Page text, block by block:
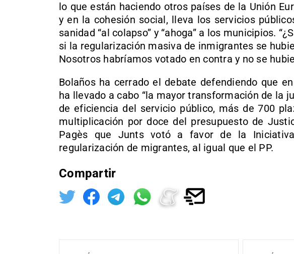
lo que están haciendo otros países de la Unión
y en la cohesión social, lleva los servicios
sanidad “al colapso” y “ahoga” a los municipios.
si la regularización masiva de inmigrantes se
Nosotros habríamos votado en contra y no se
Bolaños ha cerrado el debate defendiendo que
ha llevado a cabo “la mayor transformación de la
de eficiencia del servicio público, más de 700
multiplicación por doce del presupuesto de
Pagès que Junts votó a favor de la
regularización de migrantes, al igual que el PP.
Compartir